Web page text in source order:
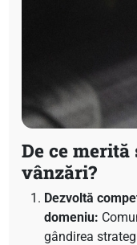
De ce
vânzări?
Dezvoltă
domeniu:
gândirea